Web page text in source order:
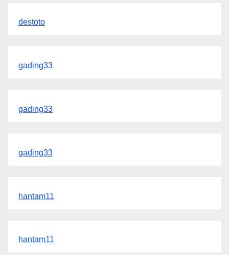
destoto
gading33
gading33
gading33
hantam11
hantam11